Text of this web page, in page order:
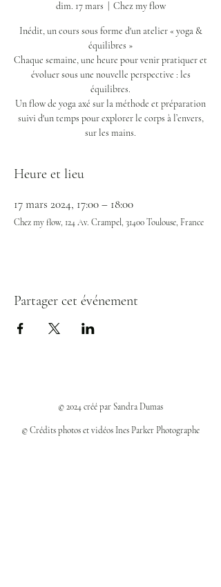
dim. 17 mars Chez my flow
Inédit, un cours sous forme d'un atelier « yoga &
équilibres »
Chaque semaine, une heure pour venir pratiquer et
évoluer sous une nouvelle perspective : les
équilibres.
Un flow de yoga axé sur la méthode et préparation
suivi d'un temps pour explorer le corps à l’envers,
sur les mains.
Heure et lieu
17 mars 2024, 17:00 – 18:00
Chez my flow, 124 Av. Crampel, 31400 Toulouse, France
Partager cet événement
© 2024 créé par Sandra Dumas
© Crédits photos et vidéos Ines Parker Photographe